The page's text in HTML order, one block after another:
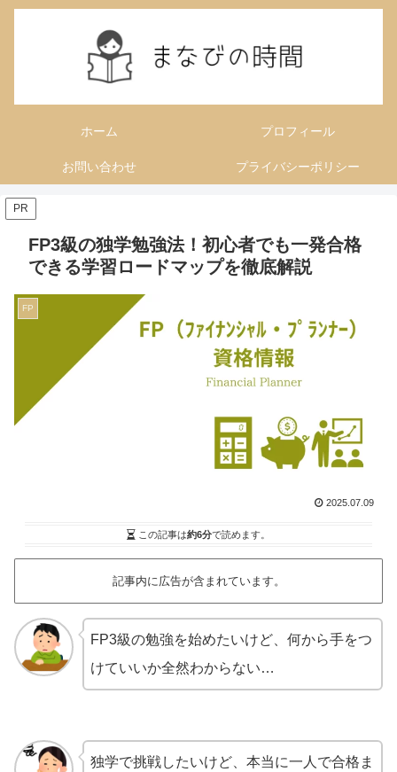
ホーム プロフィール
お問い合わせ プライバシーポリシー
PR
FP3級の独学勉強法！初心者でも一発合格
できる学習ロードマップを徹底解説
FP
2025.07.09
この記事は約6分で読めます。
記事内に広告が含まれています。
FP3級の勉強を始めたいけど、何から手をつ
けていいか全然わからない…
独学で挑戦したいけど、本当に一人で合格ま